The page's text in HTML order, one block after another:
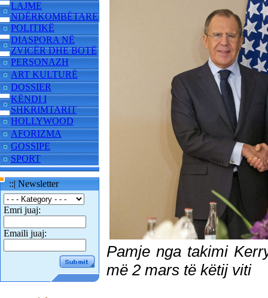
LAJME
NDËRKOMBËTARE
POLITIKË
DIASPORA NË
ZVICËR DHE BOTË
PERSONAZH
ART KULTURË
DOSSIER
KËNDI I
SHKRIMTARIT
HOLLYWOOD
AFORIZMA
GOSSIPE
SPORT
::| Newsletter
Emri juaj:
Emaili juaj:
Pamje nga takimi
më 2 mars të këtij viti